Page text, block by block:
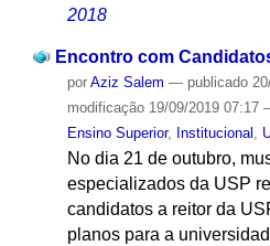
2018
Encontro com
por Aziz Salem — publicado
modificação19/09/2019 07:17
Ensino Superior, Institucional ,
No dia 21 de outubro,
especializados da USP
candidatos a reitor da
planos para a